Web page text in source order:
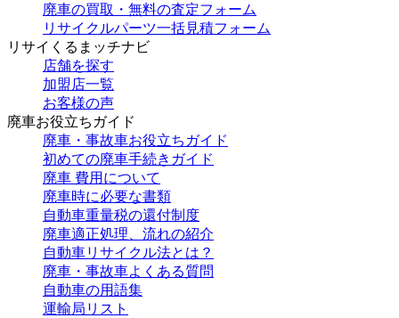
廃車の買取・無料の査定フォーム
リサイクルパーツ一括見積フォーム
リサイくるまッチナビ
店舗を探す
加盟店一覧
お客様の声
廃車お役立ちガイド
廃車・事故車お役立ちガイド
初めての廃車手続きガイド
廃車 費用について
廃車時に必要な書類
自動車重量税の還付制度
廃車適正処理、流れの紹介
自動車リサイクル法とは？
廃車・事故車よくある質問
自動車の用語集
運輸局リスト